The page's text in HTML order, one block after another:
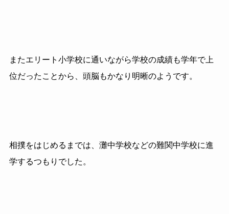
またエリート小学校に通いながら学校の成績も学年で上
位だったことから、頭脳もかなり明晰のようです。
相撲をはじめるまでは、灘中学校などの難関中学校に進
学するつもりでした。